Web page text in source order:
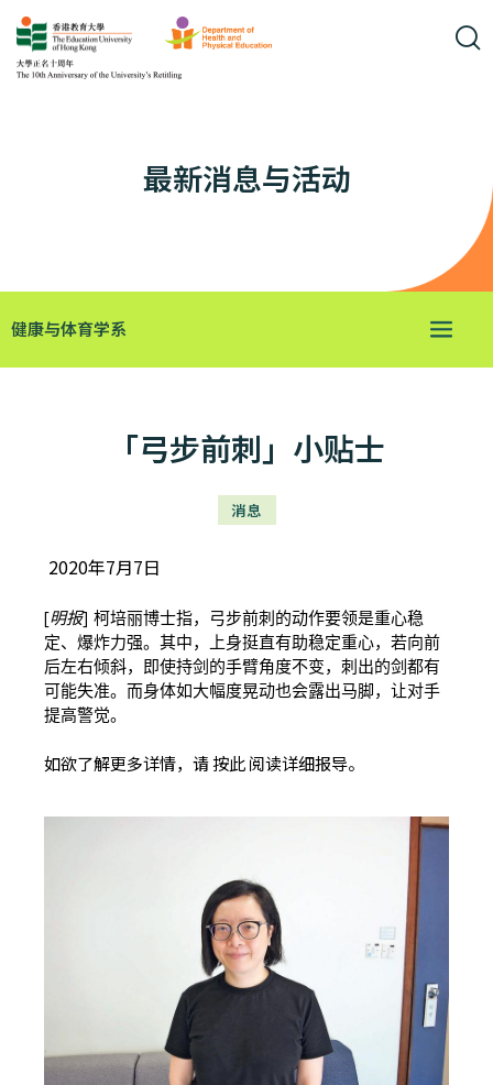
最新消息与活动
健康与体育学系
「弓步前刺」小贴士
消息
2020年7月7日
[明报] 柯培丽博士指，弓步前刺的动作要领是重心稳
定、爆炸力强。其中，上身挺直有助稳定重心，若向前
后左右倾斜，即使持剑的手臂角度不变，刺出的剑都有
可能失准。而身体如大幅度晃动也会露出马脚，让对手
提高警觉。
如欲了解更多详情，请按此阅读详细报导。